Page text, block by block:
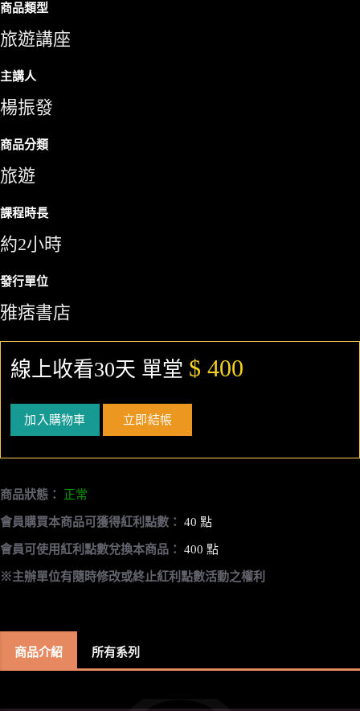
商品類型
旅遊講座
主講人
楊振發
商品分類
旅遊
課程時長
約2小時
發行單位
雅痞書店
線上收看30天 單堂 $ 400
加入購物車 立即結帳
商品狀態： 正常
會員購買本商品可獲得紅利點數： 40 點
會員可使用紅利點數兌換本商品： 400 點
※主辦單位有隨時修改或終止紅利點數活動之權利
商品介紹 所有系列